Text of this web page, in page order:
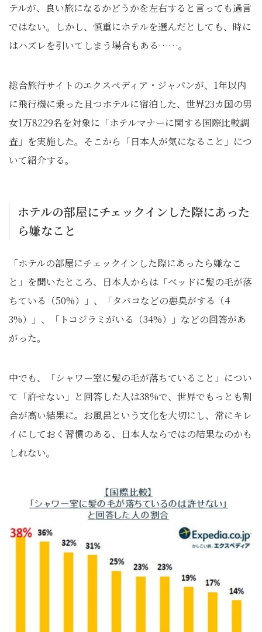
テルが、良い旅になるかどうかを左右すると言っても過言
ではない。しかし、慎重にホテルを選んだとしても、時に
はハズレを引いてしまう場合もある……。
総合旅行サイトのエクスペディア・ジャパンが、1年以内
に飛行機に乗った且つホテルに宿泊した、世界23カ国の男
女1万8229名を対象に「ホテルマナーに関する国際比較調
査」を実施した。そこから「日本人が気になること」につ
いて紹介する。
ホテルの部屋にチェックインした際にあった
ら嫌なこと
「ホテルの部屋にチェックインした際にあったら嫌なこ
と」を聞いたところ、日本人からは「ベッドに髪の毛が落
ちている（50%）」、「タバコなどの悪臭がする（4
3%）」、「トコジラミがいる（34%）」などの回答があ
がった。
中でも、「シャワー室に髪の毛が落ちていること」につい
て「許せない」と回答した人は38%で、世界でもっとも割
合が高い結果に。お風呂という文化を大切にし、常にキレ
イにしておく習慣のある、日本人ならではの結果なのかも
しれない。